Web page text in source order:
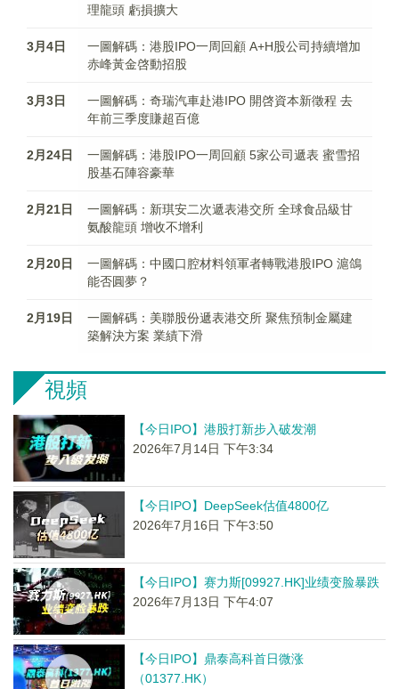
理龍頭 虧損擴大
3月4日
一圖解碼：港股IPO一周回顧 A+H股公司持續增加
赤峰黃金啓動招股
3月3日
一圖解碼：奇瑞汽車赴港IPO 開啓資本新徵程 去
年前三季度賺超百億
2月24日
一圖解碼：港股IPO一周回顧 5家公司遞表 蜜雪招
股基石陣容豪華
2月21日
一圖解碼：新琪安二次遞表港交所 全球食品級甘
氨酸龍頭 增收不增利
2月20日
一圖解碼：中國口腔材料領軍者轉戰港股IPO 滬鴿
能否圓夢？
2月19日
一圖解碼：美聯股份遞表港交所 聚焦預制金屬建
築解決方案 業績下滑
視頻
【今日IPO】港股打新步入破发潮
2026年7月14日 下午3:34
【今日IPO】DeepSeek估值4800亿
2026年7月16日 下午3:50
【今日IPO】赛力斯[09927.HK]业绩变脸暴跌
2026年7月13日 下午4:07
【今日IPO】鼎泰高科首日微涨
（01377.HK）